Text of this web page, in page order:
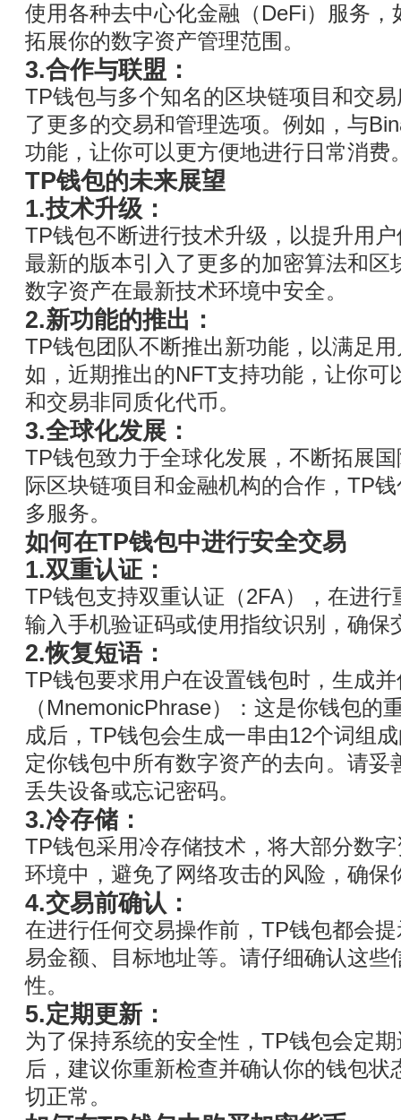
使用各种去中心化金融（DeFi）服务
拓展你的数字资产管理范围。
3.合作与联盟：
TP钱包与多个知名的区块链项目和交
了更多的交易和管理选项。例如，与
功能，让你可以更方便地进行日常消费
TP钱包的未来展望
1.技术升级：
TP钱包不断进行技术升级，以提升用
最新的版本引入了更多的加密算法和区
数字资产在最新技术环境中安全。
2.新功能的推出：
TP钱包团队不断推出新功能，以满足
如，近期推出的NFT支持功能，让你可
和交易非同质化代币。
3.全球化发展：
TP钱包致力于全球化发展，不断拓展
际区块链项目和金融机构的合作，TP
多服务。
如何在TP钱包中进行安全交易
1.双重认证：
TP钱包支持双重认证（2FA），在进
输入手机验证码或使用指纹识别，确保
2.恢复短语：
TP钱包要求用户在设置钱包时，生成
（MnemonicPhrase）：这是你钱包的
成后，TP钱包会生成一串由12个词组
定你钱包中所有数字资产的去向。请妥
丢失设备或忘记密码。
3.冷存储：
TP钱包采用冷存储技术，将大部分数
环境中，避免了网络攻击的风险，确保
4.交易前确认：
在进行任何交易操作前，TP钱包都会
易金额、目标地址等。请仔细确认这些
性。
5.定期更新：
为了保持系统的安全性，TP钱包会定
后，建议你重新检查并确认你的钱包状
切正常。